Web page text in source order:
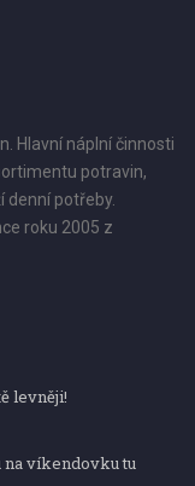
Hlavní náplní činnosti
potravin,
denní potřeby.
roku 2005 z
levněji!
víkendovku tu